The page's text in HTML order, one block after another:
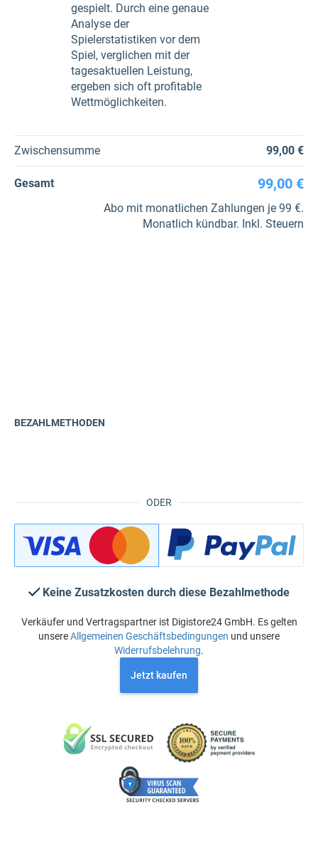
gespielt. Durch eine genaue
Analyse der
Spielerstatistiken vor dem
Spiel, verglichen mit der
tagesaktuellen Leistung,
ergeben sich oft profitable
Wettmöglichkeiten.
Zwischensumme 99,00 €
Gesamt 99,00 €
Abo mit monatlichen Zahlungen je 99 €.
Monatlich kündbar. Inkl. Steuern
ODER
BEZAHLMETHODEN
Keine Zusatzkosten durch diese Bezahlmethode
Verkäufer und Vertragspartner ist Digistore24 GmbH. Es gelten
unsereAllgemeinen Geschäftsbedingungen und unsere
Widerrufsbelehrung.
Jetzt kaufen